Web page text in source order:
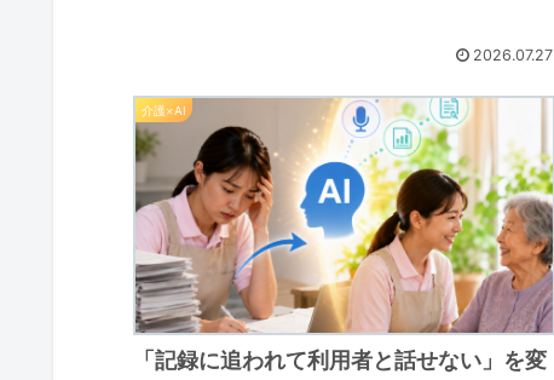
2026.07.27
介護×AI
「記録に追われて利用者と話せない」を変